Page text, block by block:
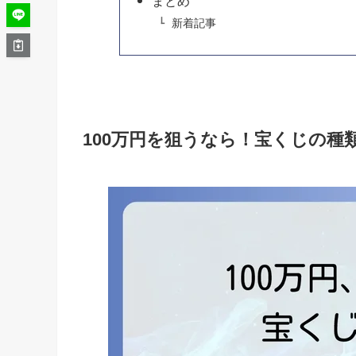
新着記事
100万円を狙うなら！宝くじの種